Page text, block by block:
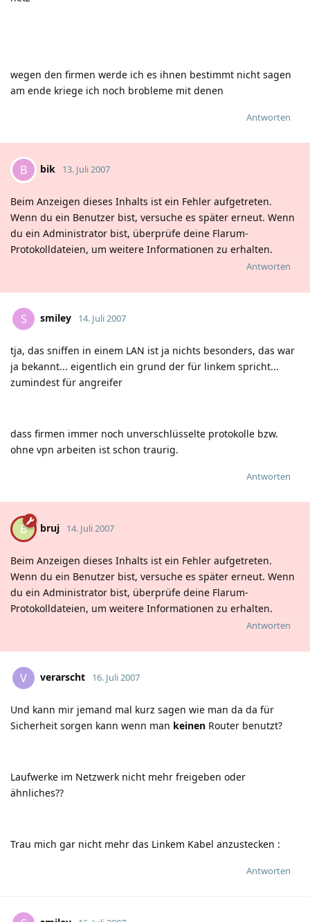
wegen den firmen werde ich es ihnen bestimmt nicht sagen
am ende kriege ich noch brobleme mit denen
Antworten
B bik 13. Juli 2007
Beim Anzeigen dieses Inhalts ist ein Fehler aufgetreten.
Wenn du ein Benutzer bist, versuche es später erneut. Wenn
du ein Administrator bist, überprüfe deine Flarum-
Protokolldateien, um weitere Informationen zu erhalten.
Antworten
S smiley 14. Juli 2007
tja, das sniffen in einem LAN ist ja nichts besonders, das war
ja bekannt... eigentlich ein grund der für linkem spricht...
zumindest für angreifer
dass firmen immer noch unverschlüsselte protokolle bzw.
ohne vpn arbeiten ist schon traurig.
Antworten
B bruj 14. Juli 2007
Beim Anzeigen dieses Inhalts ist ein Fehler aufgetreten.
Wenn du ein Benutzer bist, versuche es später erneut. Wenn
du ein Administrator bist, überprüfe deine Flarum-
Protokolldateien, um weitere Informationen zu erhalten.
Antworten
V verarscht 16. Juli 2007
Und kann mir jemand mal kurz sagen wie man da da für
Sicherheit sorgen kann wenn man keinen Router benutzt?
Laufwerke im Netzwerk nicht mehr freigeben oder
ähnliches??
Trau mich gar nicht mehr das Linkem Kabel anzustecken :
Antworten